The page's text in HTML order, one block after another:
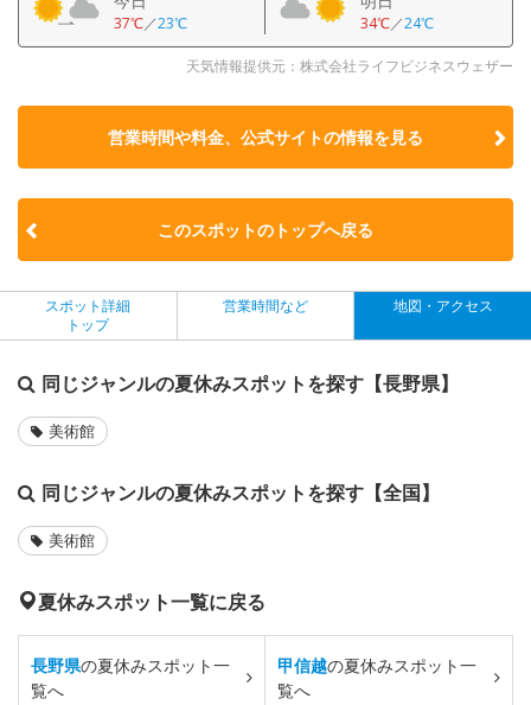
37℃／23℃ 34℃／24℃
天気情報提供元：株式会社ライフビジネスウェザー
営業時間や料金、公式サイトの情報を見る
このスポットのトップへ戻る
スポット詳細
トップ
営業時間など 地図・アクセス
同じジャンルの夏休みスポットを探す【長野県】
美術館
同じジャンルの夏休みスポットを探す【全国】
美術館
夏休みスポット一覧に戻る
長野県の夏休みスポット一
覧へ
甲信越の夏休みスポット一
覧へ